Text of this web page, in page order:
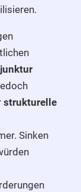
strukturelle
Sinken